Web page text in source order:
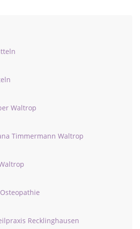
Waltrop
Timmermann Waltrop
Recklinghausen